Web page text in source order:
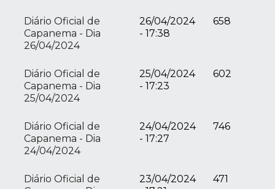
Diário Oficial de
Capanema - Dia
26/04/2024
26/04/2024
- 17:38
658
Diário Oficial de
Capanema - Dia
25/04/2024
25/04/2024
- 17:23
602
Diário Oficial de
Capanema - Dia
24/04/2024
24/04/2024
- 17:27
746
Diário Oficial de
23/04/2024
471